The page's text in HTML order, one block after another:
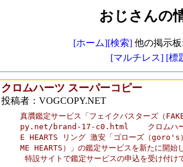
おじさんの
[ホーム][検索]他の掲示板:
[マルチレス] [標
クロムハーツ スーパーコピー
投稿者：VOGCOPY.NET
真贋鑑定サービス「フェイクバスターズ（
py.net/brand-17-c0.html    クロムハー
E HEARTS リング 激安「ゴローズ（goro's
ME HEARTS）」の鑑定サービスを新たに
特設サイトで鑑定サービスの申込を受け付け